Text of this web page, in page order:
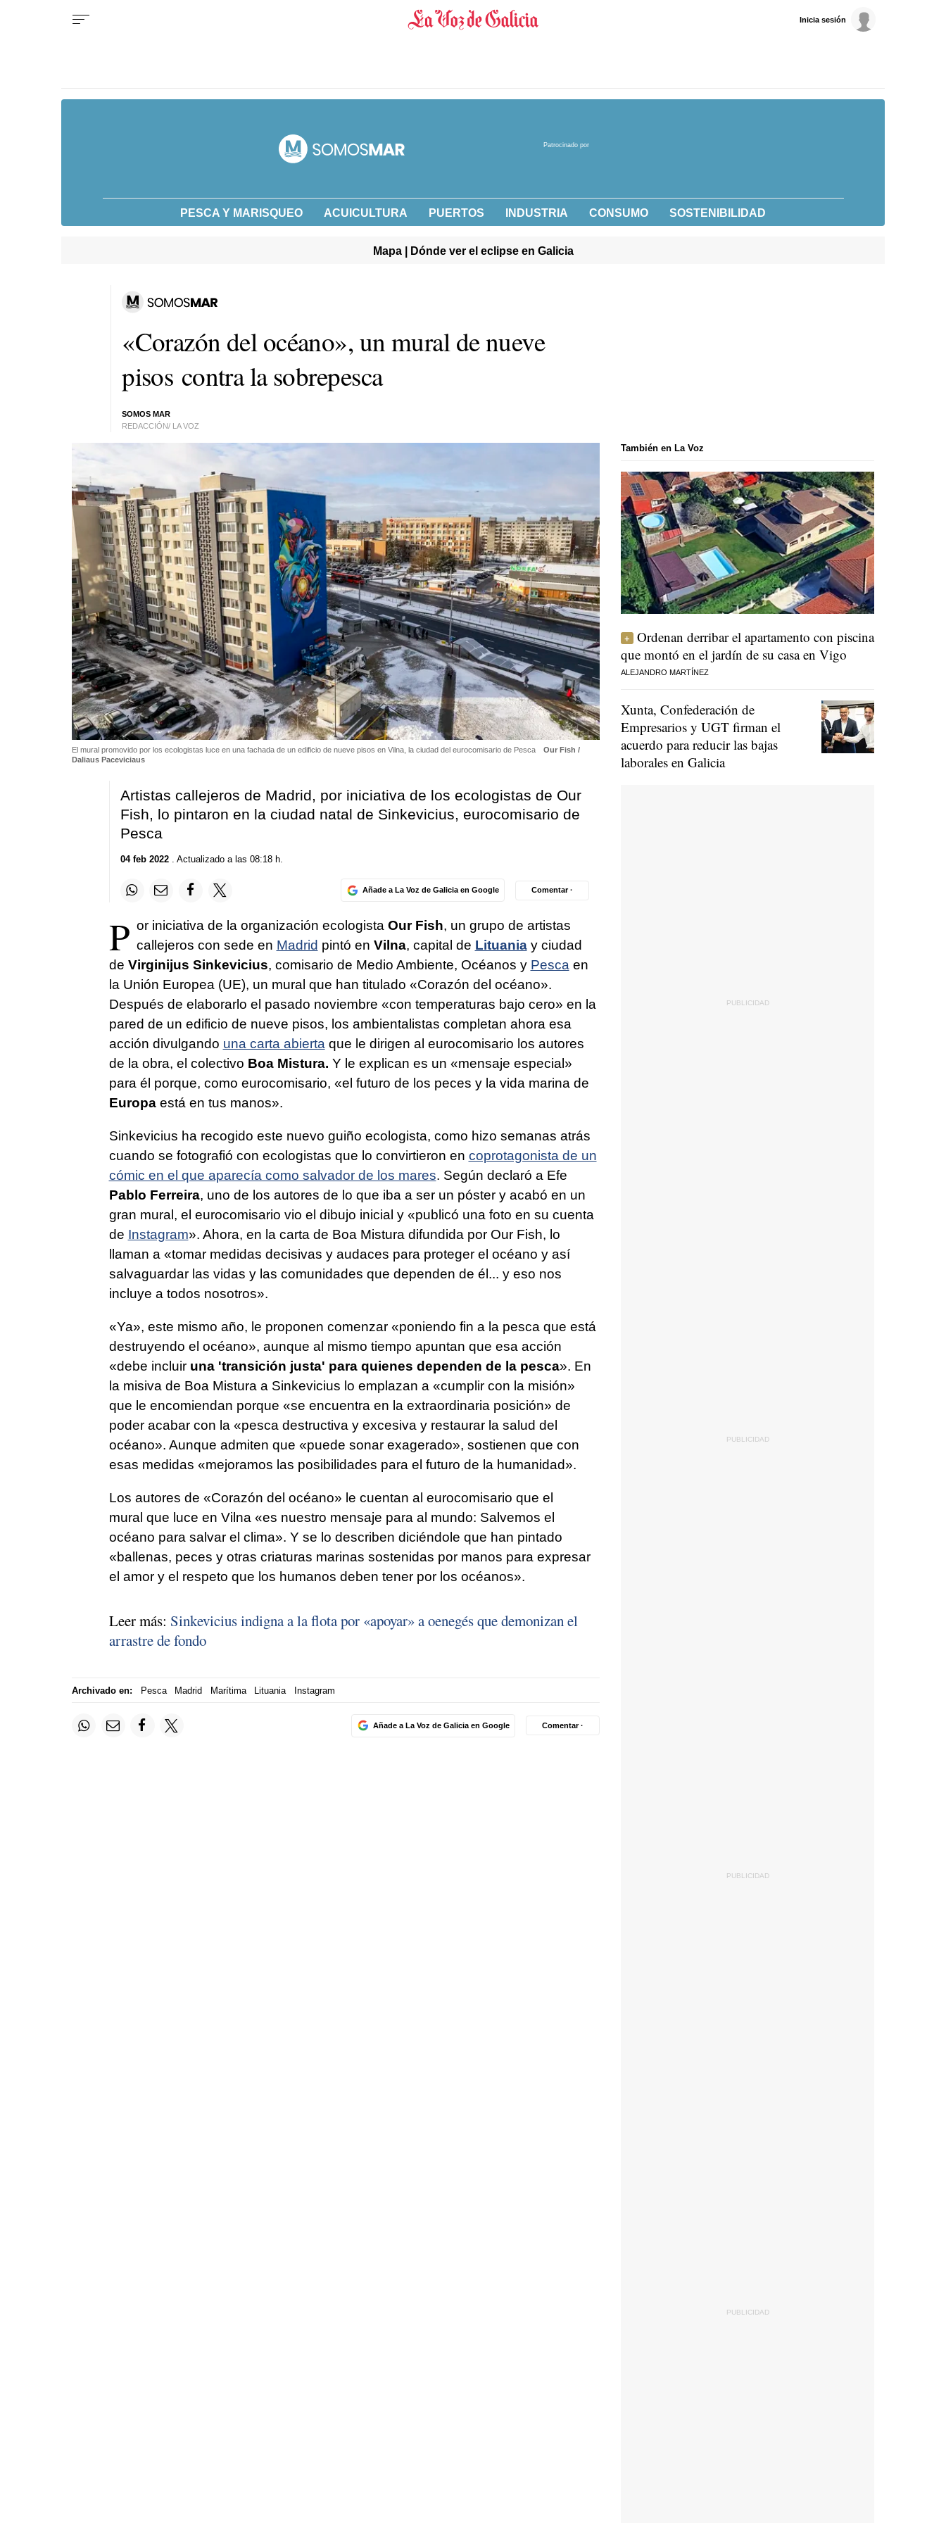
Inicia sesión
Patrocinado por
PESCA Y MARISQUEO ACUICULTURA PUERTOS INDUSTRIA CONSUMO SOSTENIBILIDAD
Mapa | Dónde ver el eclipse en Galicia
«Corazón del océano», un mural de nueve
pisos contra la sobrepesca
SOMOS MAR
REDACCIÓN/ LA VOZ
El mural promovido por los ecologistas luce en una fachada de un edificio de nueve pisos en Vilna, la ciudad del eurocomisario de Pesca
Our Fish /
Daliaus Paceviciaus
Artistas callejeros de Madrid, por iniciativa de los ecologistas de Our
Fish, lo pintaron en la ciudad natal de Sinkevicius, eurocomisario de
Pesca
04 feb 2022. Actualizado a las 08:18 h.
Añade a La Voz de Galicia en Google Comentar ·
P or iniciativa de la organización ecologista Our Fish, un grupo de artistas
callejeros con sede en Madrid pintó en Vilna, capital de Lituaniay ciudad
de Virginijus Sinkevicius, comisario de Medio Ambiente, Océanos y Pesca en
la Unión Europea (UE), un mural que han titulado «Corazón del océano».
Después de elaborarlo el pasado noviembre «con temperaturas bajo cero» en la
pared de un edificio de nueve pisos, los ambientalistas completan ahora esa
acción divulgando una carta abierta que le dirigen al eurocomisario los autores
de la obra, el colectivo Boa Mistura. Y le explican es un «mensaje especial»
para él porque, como eurocomisario, «el futuro de los peces y la vida marina de
Europaestá en tus manos».
Sinkevicius ha recogido este nuevo guiño ecologista, como hizo semanas atrás
cuando se fotografió con ecologistas que lo convirtieron en coprotagonista de un
cómic en el que aparecía como salvador de los mares. Según declaró a Efe
Pablo Ferreira, uno de los autores de lo que iba a ser un póster y acabó en un
gran mural, el eurocomisario vio el dibujo inicial y «publicó una foto en su cuenta
de Instagram». Ahora, en la carta de Boa Mistura difundida por Our Fish, lo
llaman a «tomar medidas decisivas y audaces para proteger el océano y así
salvaguardar las vidas y las comunidades que dependen de él... y eso nos
incluye a todos nosotros».
«Ya», este mismo año, le proponen comenzar «poniendo fin a la pesca que está
destruyendo el océano», aunque al mismo tiempo apuntan que esa acción
«debe incluir una 'transición justa' para quienes dependen de la pesca». En
la misiva de Boa Mistura a Sinkevicius lo emplazan a «cumplir con la misión»
que le encomiendan porque «se encuentra en la extraordinaria posición» de
poder acabar con la «pesca destructiva y excesiva y restaurar la salud del
océano». Aunque admiten que «puede sonar exagerado», sostienen que con
esas medidas «mejoramos las posibilidades para el futuro de la humanidad».
Los autores de «Corazón del océano» le cuentan al eurocomisario que el
mural que luce en Vilna «es nuestro mensaje para al mundo: Salvemos el
océano para salvar el clima». Y se lo describen diciéndole que han pintado
«ballenas, peces y otras criaturas marinas sostenidas por manos para expresar
el amor y el respeto que los humanos deben tener por los océanos».
Leer más: Sinkevicius indigna a la flota por «apoyar» a oenegés que demonizan el
arrastre de fondo
Archivado en: Pesca Madrid Marítima Lituania Instagram
Añade a La Voz de Galicia en Google Comentar ·
También en La Voz
Ordenan derribar el apartamento con piscina
que montó en el jardín de su casa en Vigo
ALEJANDRO MARTÍNEZ
Xunta, Confederación de
Empresarios y UGT firman el
acuerdo para reducir las bajas
laborales en Galicia